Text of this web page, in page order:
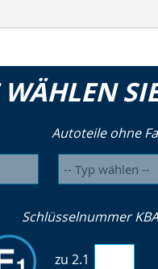
Autoteile ohne
Schlüsselnummer
zu 2.1